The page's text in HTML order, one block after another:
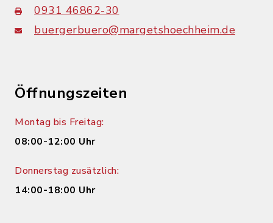
0931 46862-30
buergerbuero@margetshoechheim.de
Öffnungszeiten
Montag bis Freitag:
08:00-12:00 Uhr
Donnerstag zusätzlich:
14:00-18:00 Uhr